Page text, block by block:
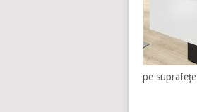
pe suprafeţe